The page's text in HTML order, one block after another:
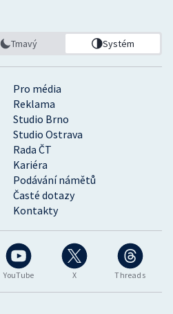
YouTube X Threads
Pro média
Reklama
Studio Brno
Studio Ostrava
Rada ČT
Kariéra
Podávání námětů
Časté dotazy
Kontakty
Tmavý Systém